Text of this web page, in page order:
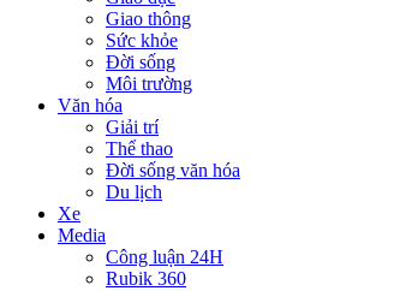
Giao thông
Sức khỏe
Đời sống
Môi trường
Văn hóa
Giải trí
Thể thao
Đời sống văn hóa
Du lịch
Xe
Media
Công luận 24H
Rubik 360